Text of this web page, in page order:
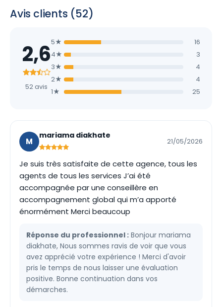
Avis clients (52)
2,6
52 avis
5★
16
4★
3
3★
4
2★
4
1★
25
M
mariama diakhate
21/05/2026
Je suis très satisfaite de cette agence, tous les
agents de tous les services J’ai été
accompagnée par une conseillère en
accompagnement global qui m’a apporté
énormément Merci beaucoup
Réponse du professionnel : Bonjour mariama
diakhate, Nous sommes ravis de voir que vous
avez apprécié votre expérience ! Merci d'avoir
pris le temps de nous laisser une évaluation
positive. Bonne continuation dans vos
démarches.